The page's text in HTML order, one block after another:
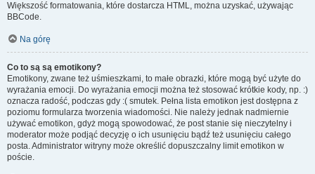
Większość formatowania, które dostarcza HTML, można uzyskać, używając
BBCode.
Na górę
Co to są są emotikony?
Emotikony, zwane też uśmieszkami, to małe obrazki, które mogą być użyte do
wyrażania emocji. Do wyrażania emocji można też stosować krótkie kody, np. :)
oznacza radość, podczas gdy :( smutek. Pełna lista emotikon jest dostępna z
poziomu formularza tworzenia wiadomości. Nie należy jednak nadmiernie
używać emotikon, gdyż mogą spowodować, że post stanie się nieczytelny i
moderator może podjąć decyzję o ich usunięciu bądź też usunięciu całego
posta. Administrator witryny może określić dopuszczalny limit emotikon w
poście.